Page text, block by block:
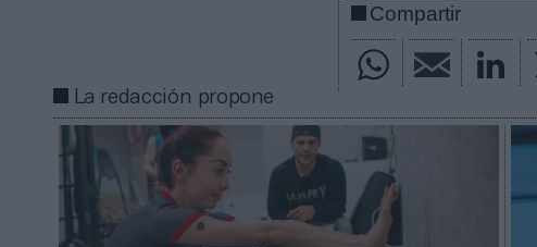
Compartir
La redacción propone